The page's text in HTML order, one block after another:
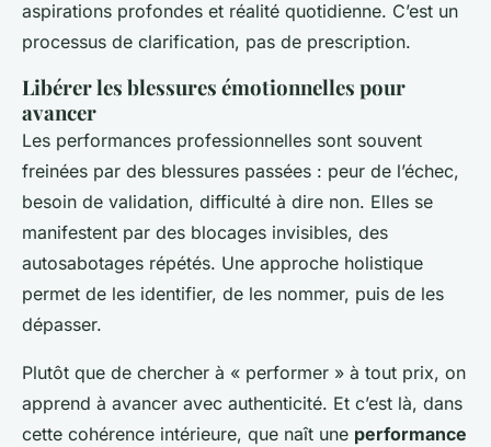
aspirations profondes et réalité quotidienne. C’est un
processus de clarification, pas de prescription.
Libérer les blessures émotionnelles pour
avancer
Les performances professionnelles sont souvent
freinées par des blessures passées : peur de l’échec,
besoin de validation, difficulté à dire non. Elles se
manifestent par des blocages invisibles, des
autosabotages répétés. Une approche holistique
permet de les identifier, de les nommer, puis de les
dépasser.
Plutôt que de chercher à « performer » à tout prix, on
apprend à avancer avec authenticité. Et c’est là, dans
cette cohérence intérieure, que naît une performance